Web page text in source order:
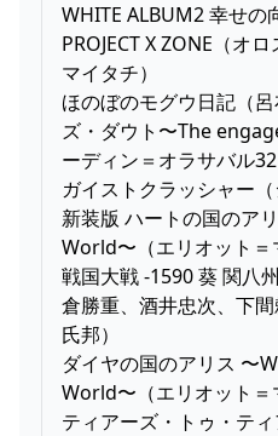
WHITE ALBUM2 幸せの
PROJECT X ZONE（オ
マイタチ）
ほのぼのモグウ日記（
ズ・ダウト〜The
ーディン＝オラサバル32
ガイストクラッシャー（
新装版 ハートの国のア
World〜（エリオット＝
戦国大戦 -1590 葵 関八
倉勝重、酒井忠次、下
氏邦）
ダイヤの国のアリス
World〜（エリオット＝
ティアーズ・トゥ・テ